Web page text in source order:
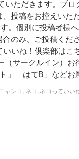
いただきます。ブロ
投稿をお控えいた
。個別に投稿者様
のみ、ご投稿くだ
いね！倶楽部はこ
サークルイン）お
」「はてB」などお
ニャンコ, ネコ, ネコっていい